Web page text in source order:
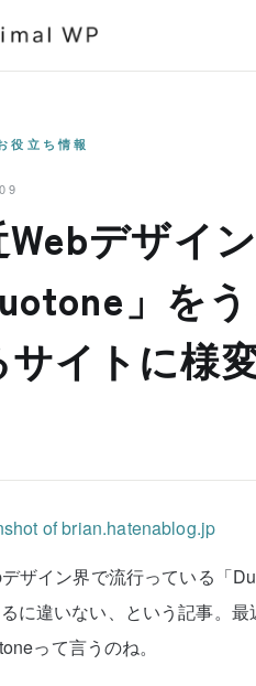
役立ち情報
Webデザイ
」を
サイトに様
ザイン界で流行っている「
に違いない、という記事。最
って言うのね。